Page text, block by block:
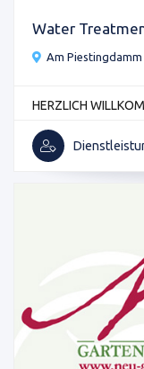
Water
Am
HERZLICH